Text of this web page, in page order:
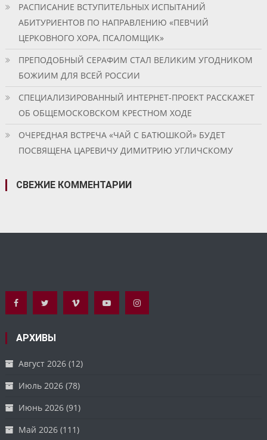
РАСПИСАНИЕ ВСТУПИТЕЛЬНЫХ ИСПЫТАНИЙ
АБИТУРИЕНТОВ ПО НАПРАВЛЕНИЮ «ПЕВЧИЙ
ЦЕРКОВНОГО ХОРА, ПСАЛОМЩИК»
ПРЕПОДОБНЫЙ СЕРАФИМ СТАЛ ВЕЛИКИМ УГОДНИКОМ
БОЖИИМ ДЛЯ ВСЕЙ РОССИИ
СПЕЦИАЛИЗИРОВАННЫЙ ИНТЕРНЕТ-ПРОЕКТ РАССКАЖЕТ
ОБ ОБЩЕМОСКОВСКОМ КРЕСТНОМ ХОДЕ
ОЧЕРЕДНАЯ ВСТРЕЧА «ЧАЙ С БАТЮШКОЙ» БУДЕТ
ПОСВЯЩЕНА ЦАРЕВИЧУ ДИМИТРИЮ УГЛИЧСКОМУ
СВЕЖИЕ КОММЕНТАРИИ
АРХИВЫ
Август 2026 (12)
Июль 2026 (78)
Июнь 2026 (91)
Май 2026 (111)